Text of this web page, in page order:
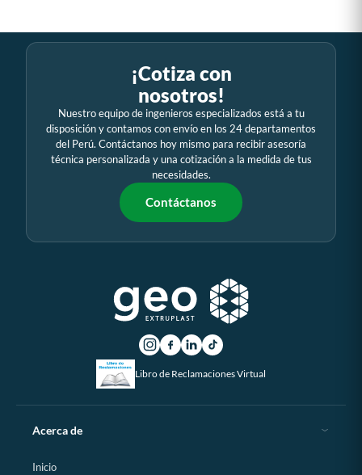
¡Cotiza con
nosotros!
Nuestro equipo de ingenieros especializados está a tu
disposición y contamos con envío en los 24 departamentos
del Perú. Contáctanos hoy mismo para recibir asesoría
técnica personalizada y una cotización a la medida de tus
necesidades.
Contáctanos
Libro de Reclamaciones Virtual
Acerca de
Inicio